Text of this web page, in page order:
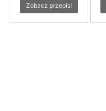
Zobacz przepis!